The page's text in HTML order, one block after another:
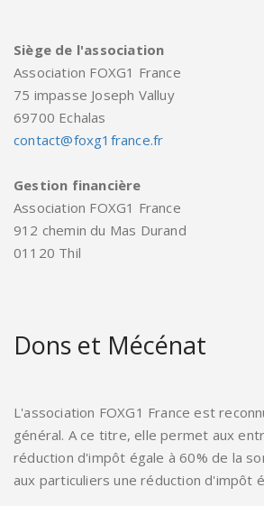
Siège de l'association
Association FOXG1 France
75 impasse Joseph Valluy
69700 Echalas
contact@foxg1france.fr
Gestion financière
Association FOXG1 France
912 chemin du Mas Durand
01120 Thil
Dons et Mécénat
L'association FOXG1 France est
général. A ce titre, elle permet aux
réduction d'impôt égale à 60% de la
aux particuliers une réduction d'impôt